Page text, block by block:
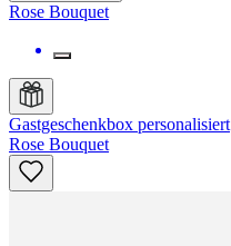
Rose Bouquet
Gastgeschenkbox personalisiert
Rose Bouquet